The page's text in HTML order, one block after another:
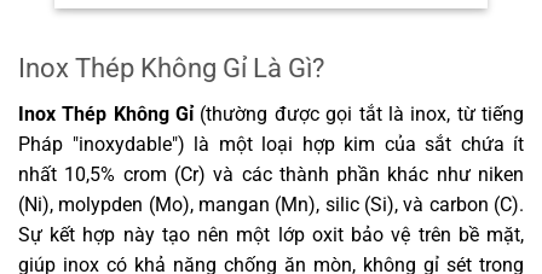
Inox Thép Không Gỉ Là Gì?
Inox Thép Không Gỉ(thường được gọi tắt là inox, từ tiếng
Pháp "inoxydable") là một loại hợp kim của sắt chứa ít
nhất 10,5% crom (Cr) và các thành phần khác như niken
(Ni), molypden (Mo), mangan (Mn), silic (Si), và carbon (C).
Sự kết hợp này tạo nên một lớp oxit bảo vệ trên bề mặt,
giúp inox có khả năng chống ăn mòn, không gỉ sét trong